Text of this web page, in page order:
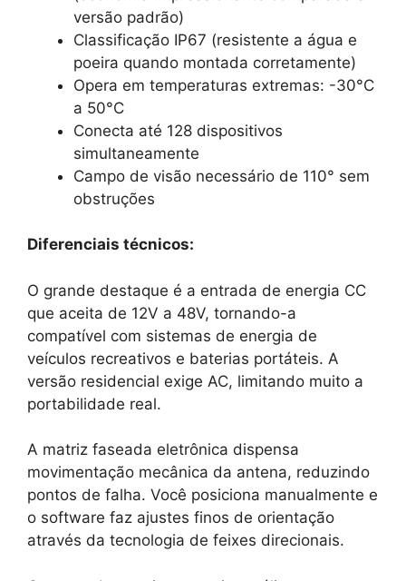
versão padrão)
Classificação IP67 (resistente a água e
poeira quando montada corretamente)
Opera em temperaturas extremas: -30°C
a 50°C
Conecta até 128 dispositivos
simultaneamente
Campo de visão necessário de 110° sem
obstruções
Diferenciais técnicos:
O grande destaque é a entrada de energia CC
que aceita de 12V a 48V, tornando-a
compatível com sistemas de energia de
veículos recreativos e baterias portáteis. A
versão residencial exige AC, limitando muito a
portabilidade real.
A matriz faseada eletrônica dispensa
movimentação mecânica da antena, reduzindo
pontos de falha. Você posiciona manualmente e
o software faz ajustes finos de orientação
através da tecnologia de feixes direcionais.